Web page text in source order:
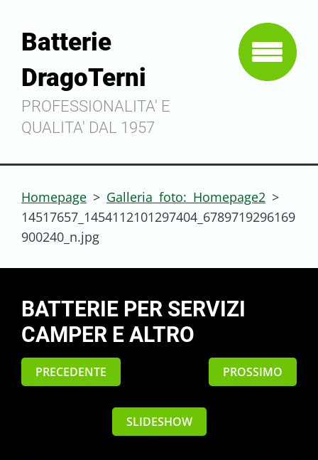
Batterie
DragoTerni
PROFESSIONALITA' E
QUALITA' DAL 1957
Homepage > Galleria foto: Homepage2 >
14517657_1454112101297404_6789719296169
900240_n.jpg
BATTERIE PER SERVIZI
CAMPER E ALTRO
PRECEDENTE PROSSIMO
SLIDESHOW